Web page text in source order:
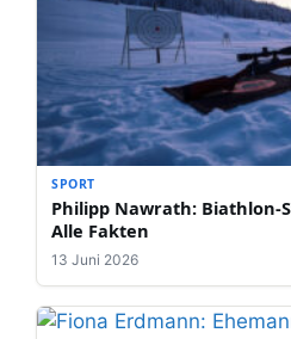
SPORT
Philipp Nawrath: Biathlon-
Alle Fakten
13 Juni 2026